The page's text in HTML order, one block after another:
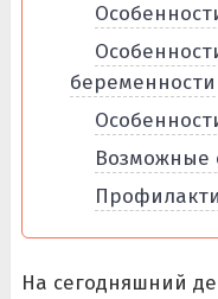
беременности
Возможные
На сегодняшний